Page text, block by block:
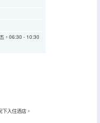
，06:30 - 10:30
下入住酒店。